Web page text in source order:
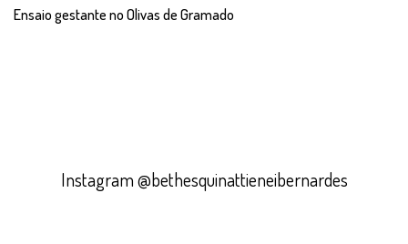
Ensaio gestante no Olivas de Gramado
Instagram @bethesquinattieneibernardes